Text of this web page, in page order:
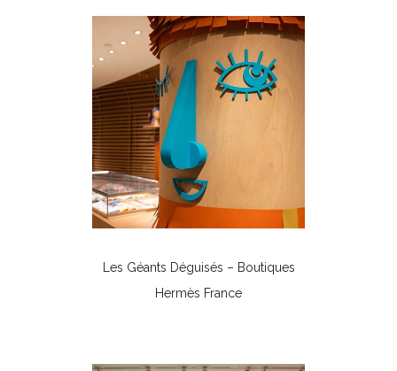
Les Géants Déguisés – Boutiques
Hermès France